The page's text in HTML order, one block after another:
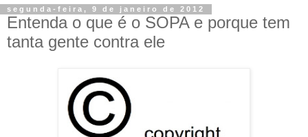
segunda-feira, 9 de janeiro de 2012
Entenda o que é o SOPA e porque tem
tanta gente contra ele